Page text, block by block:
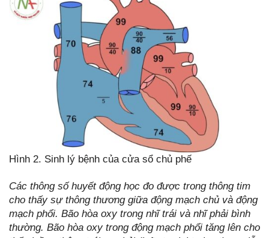
Hình 2. Sinh lý bệnh của cửa sổ chủ phế
Các thông số huyết động học đo được trong thông tim
cho thấy sự thông thương giữa động mạch chủ và động
mạch phổi. Bão hòa oxy trong nhĩ trái và nhĩ phải bình
thường. Bão hòa oxy trong động mạch phổi tăng lên cho